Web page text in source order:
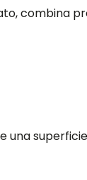
combina
una